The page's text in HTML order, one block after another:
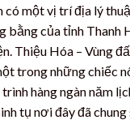
có một vị trí địa lý
bằng của tỉnh Thanh
Thiệu Hóa – Vùng
trong những chiếc
hàng ngàn năm
tụ nơi đây đã